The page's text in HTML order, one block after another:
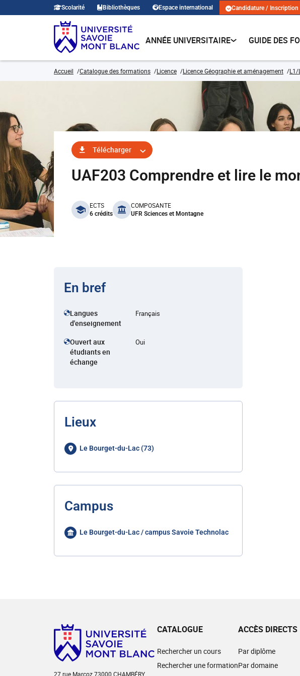
Scolarité Bibliothèques Espace international Candidature / Inscription
ANNÉE UNIVERSITAIRE GUIDE DES
Accueil Catalogue des formations Licence Licence Géographie et aménagement L1/
Télécharger
UAF203 Comprendre et lire le
benefits
ECTS
6 crédits
COMPOSANTE
UFR Sciences et Montagne
En bref
Langues
d'enseignement
Français
Ouvert aux
étudiants en
échange
Oui
Lieux
Le Bourget-du-Lac (73)
Campus
Le Bourget-du-Lac / campus Savoie Technolac
27 rue Marcoz 73000 CHAMBÉRY
CATALOGUE
Rechercher un cours
Rechercher une formation
ACCÈS DIRECTS
Par diplôme
Par domaine